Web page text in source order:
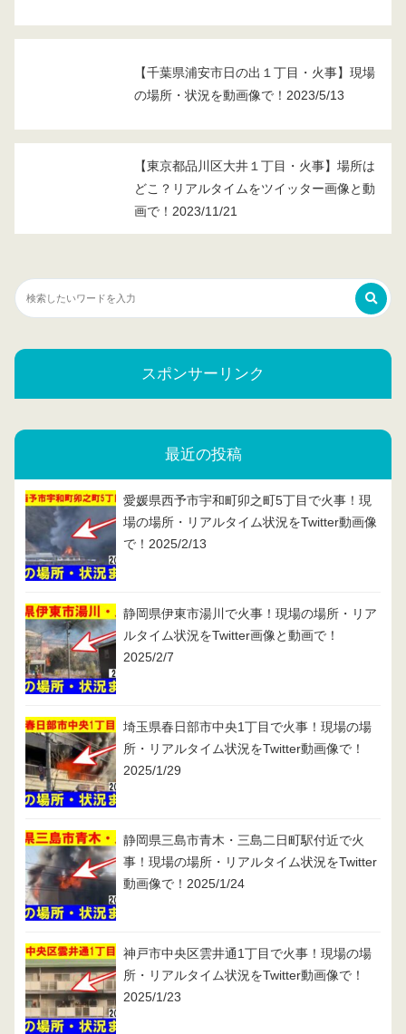
【千葉県浦安市日の出１丁目・火事】現場
の場所・状況を動画像で！2023/5/13
【東京都品川区大井１丁目・火事】場所は
どこ？リアルタイムをツイッター画像と動
画で！2023/11/21
スポンサーリンク
最近の投稿
愛媛県西予市宇和町卯之町5丁目で火事！現
場の場所・リアルタイム状況をTwitter動画像
で！2025/2/13
静岡県伊東市湯川で火事！現場の場所・リア
ルタイム状況をTwitter画像と動画で！
2025/2/7
埼玉県春日部市中央1丁目で火事！現場の場
所・リアルタイム状況をTwitter動画像で！
2025/1/29
静岡県三島市青木・三島二日町駅付近で火
事！現場の場所・リアルタイム状況をTwitter
動画像で！2025/1/24
神戸市中央区雲井通1丁目で火事！現場の場
所・リアルタイム状況をTwitter動画像で！
2025/1/23